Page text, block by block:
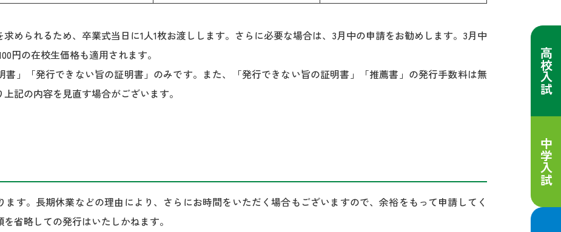
められるため、卒業式当日に1人1枚お渡しします。さらに必要な場合は、3月中の申請をお勧めします。3月中
円の在校生価格も適用されます。
書」「発行できない旨の証明書」のみです。また、「発行できない旨の証明書」「推薦書」の発行手数料は無
記の内容を見直す場合がございます。
ます。長期休業などの理由により、さらにお時間をいただく場合もございますので、余裕をもって申請してく
省略しての発行はいたしかねます。
中学入試
高校入試